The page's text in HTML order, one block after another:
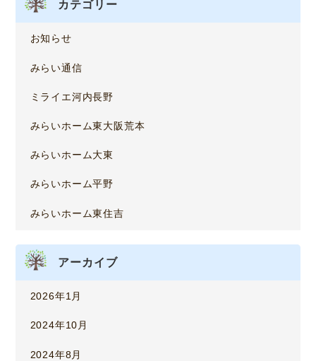
カテゴリー
お知らせ
みらい通信
ミライエ河内長野
みらいホーム東大阪荒本
みらいホーム大東
みらいホーム平野
みらいホーム東住吉
アーカイブ
2026年1月
2024年10月
2024年8月